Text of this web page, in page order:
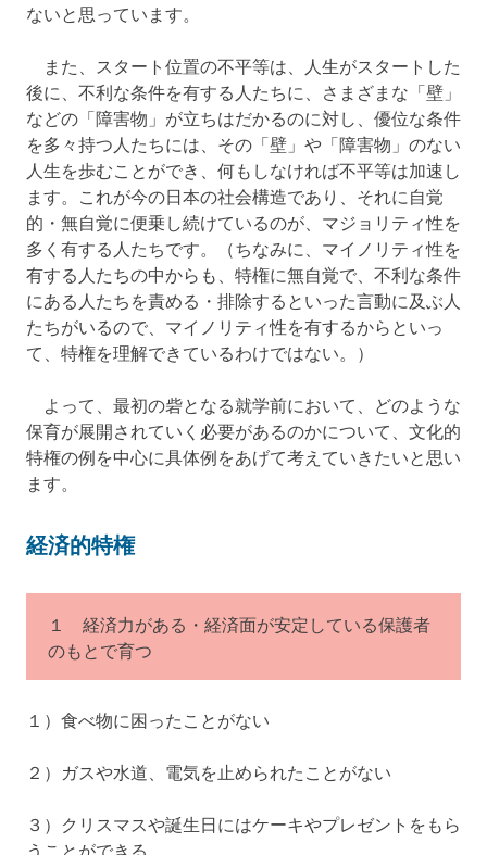
ないと思っています。
また、スタート位置の不平等は、人生がスタートした
後に、不利な条件を有する人たちに、さまざまな「壁」
などの「障害物」が立ちはだかるのに対し、優位な条件
を多々持つ人たちには、その「壁」や「障害物」のない
人生を歩むことができ、何もしなければ不平等は加速し
ます。これが今の日本の社会構造であり、それに自覚
的・無自覚に便乗し続けているのが、マジョリティ性を
多く有する人たちです。（ちなみに、マイノリティ性を
有する人たちの中からも、特権に無自覚で、不利な条件
にある人たちを責める・排除するといった言動に及ぶ人
たちがいるので、マイノリティ性を有するからといっ
て、特権を理解できているわけではない。）
よって、最初の砦となる就学前において、どのような
保育が展開されていく必要があるのかについて、文化的
特権の例を中心に具体例をあげて考えていきたいと思い
ます。
経済的特権
１ 経済力がある・経済面が安定している保護者
のもとで育つ
１）食べ物に困ったことがない
２）ガスや水道、電気を止められたことがない
３）クリスマスや誕生日にはケーキやプレゼントをもら
うことができる